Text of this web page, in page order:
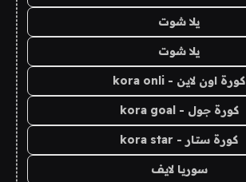
يلا شوت
يلا شوت
كورة اون لاين - kora onli
كورة جول - kora goal
كورة ستار - kora star
سوريا لايف